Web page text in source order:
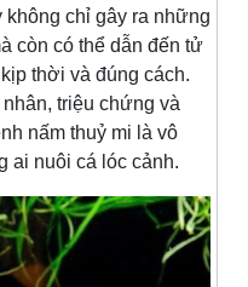
chỉ gây ra những
còn có thể dẫn đến tử
thời và đúng cách.
triệu chứng và
nấm thuỷ mi là vô
ai nuôi cá lóc cảnh.